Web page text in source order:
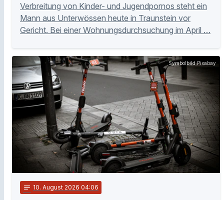
Verbreitung von Kinder- und Jugendpornos steht ein
Mann aus Unterwössen heute in Traunstein vor
Gericht. Bei einer Wohnungsdurchsuchung im April …
Symbolbild Pixabay
notes 10. August 2026 04:06